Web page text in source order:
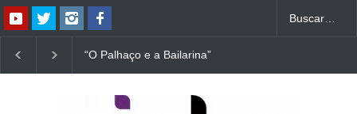
“O Palhaço e a Bailarina”
estreia hoje (1º) em
Uberlândia
Uberlândia